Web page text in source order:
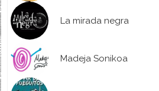
La mirada negra
Madeja Sonikoa